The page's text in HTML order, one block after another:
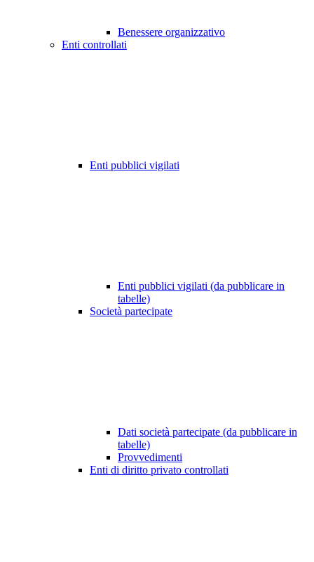
Benessere organizzativo
Enti controllati
Enti pubblici vigilati
Enti pubblici vigilati (da pubblicare in
tabelle)
Società partecipate
Dati società partecipate (da pubblicare in
tabelle)
Provvedimenti
Enti di diritto privato controllati